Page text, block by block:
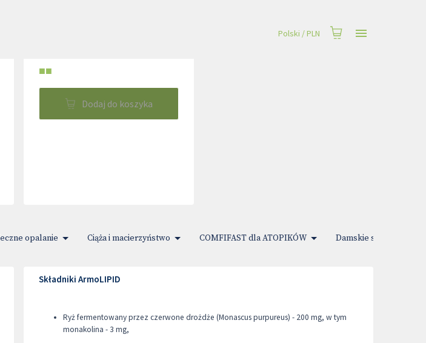
Polski /PLN
■■
Dodaj do koszyka
opalanie Ciąża i macierzyństwo COMFIFAST dla ATOPIKÓW Damskie sprawy
Składniki ArmoLIPID
Ryż fermentowany przez czerwone drożdże (Monascus purpureus) - 200 mg, w tym
monakolina - 3 mg,